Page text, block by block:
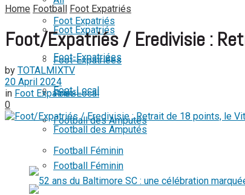
Foot Expatriés
Foot-Expatriées
Foot-Local
Football des Amputés
Football Féminin
Foot Expatriés
Foot-Expatriées
Foot-Local
Football des Amputés
Football Féminin
View All Result
Home Football Foot Expatriés
Foot/Expatriés / Eredivisie :
by TOTALMIXTV
20 April 2024
in Foot Expatriés
0